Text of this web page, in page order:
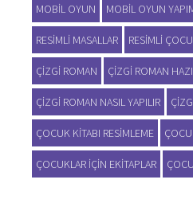
MOBIL OYUN MOBIL OYUN
RESIMLI MASALLAR RESIMLI
ÇIZGI ROMAN ÇIZGI ROMAN
ÇIZGI ROMAN NASIL YAPILIR
ÇOCUK KITABI RESIMLEME
ÇOCUKLAR IÇIN EKITAPLAR